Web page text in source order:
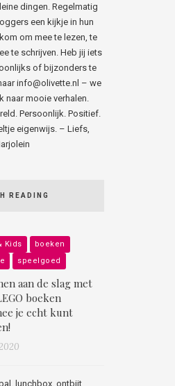
dingen. Regelmatig
een kijkje in hun
om mee te lezen, te
te schrijven. Heb jij iets
of bijzonders te
info@olivette.nl – we
naar mooie verhalen.
Persoonlijk. Positief.
eigenwijs. – Liefs,
READING
Kids
boeken
speelgoed
aan de slag met
boeken
je echt kunt